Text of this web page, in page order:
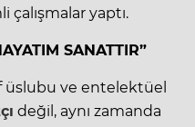
çalışmalar yaptı.
SANATTIR”
üslubu ve entelektüel
değil, aynı zamanda